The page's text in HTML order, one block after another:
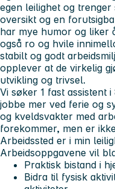
egen leilighet og
oversikt og en
har mye humor og liker
også ro og hvile
stabilt og godt
opplever at de virkelig
utvikling og trivsel.
Vi søker 1 fast assistent
jobbe mer ved ferie og
og kveldsvakter med
forekommer, men er
Arbeidssted er i min
Arbeidsoppgavene vil
Praktisk bistand i
Bidra til fysisk